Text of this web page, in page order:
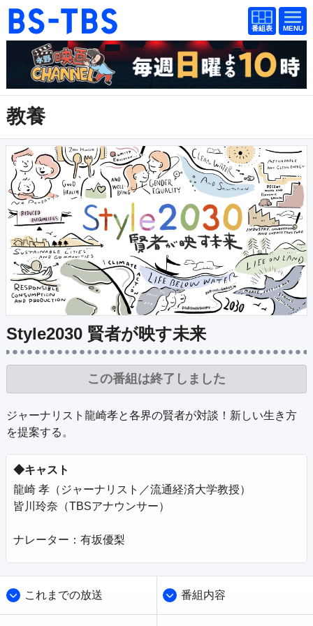
番組
表
BS-TBS
番組
表
ドラマ 映画
紀行 報道
教養
音楽 エンタメ
アニメ ファンクラブ
検索
視聴方法 4K放送
イベント ショッピング
公式SNS プレゼント
ご意見・ご感想 会社情報
教養
Style2030 賢者が映す未来
この番組は終了しました
ジャーナリスト龍崎孝と各界の賢者が対談！新しい生き方
◆キャスト
龍崎 孝（ジャーナリスト／流通経済大学教授）
皆川玲奈（TBSアナウンサー）
ナレーター：有坂優梨
これまでの放送 番組内容